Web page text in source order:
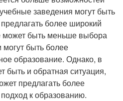
заведения могут быть
более широкий
может быть меньше выбора
быть более
образование. Однако, в
быть и обратная ситуация,
предлагать более
к образованию.